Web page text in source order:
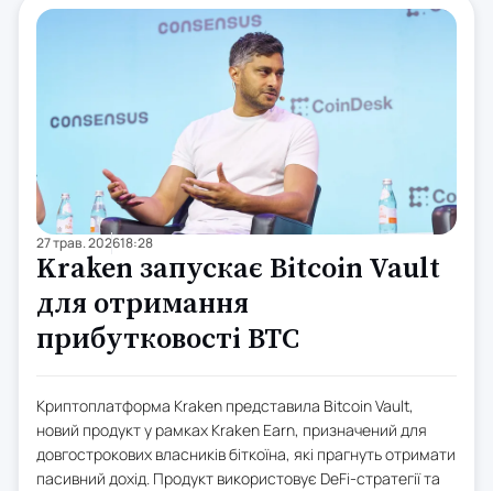
27 трав. 202618:28
Kraken запускає Bitcoin Vault
для отримання
прибутковості BTC
Криптоплатформа Kraken представила Bitcoin Vault,
новий продукт у рамках Kraken Earn, призначений для
довгострокових власників біткоїна, які прагнуть отримати
пасивний дохід. Продукт використовує DeFi-стратегії та